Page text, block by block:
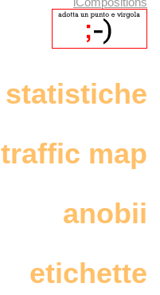
statistiche
traffic map
anobii
etichette